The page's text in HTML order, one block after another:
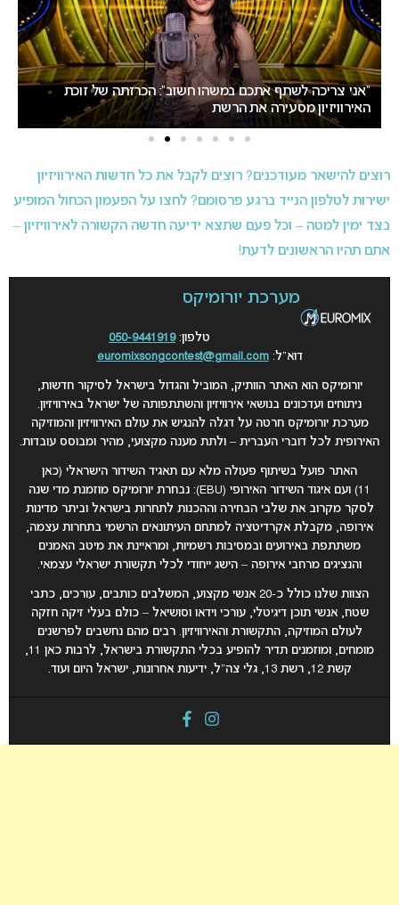
אירוויזיון 2027: ההתלבטות על התאריכים עלולה להשפיע על
ישראל
רוצים להישאר מעודכנים? רוצים לקבל את כל חדשות האירוויזיון
ישירות לטלפון הנייד ברגע פרסומם? לחצו על הפעמון הכחול המופיע
בצד ימין למטה – וכל פעם שתצא ידיעה חדשה הקשורה לאירוויזיון –
אתם תהיו הראשונים לדעת!
מערכת יורומיקס
טלפון:050-9441919
דוא”ל:euromixsongcontest@gmail.com
יורומיקס הוא האתר הוותיק, המוביל והגדול בישראל לסיקור חדשות,
ניתוחים ועדכונים בנושאי אירוויזיון והשתתפותה של ישראל באירוויזיון.
מערכת יורומיקס חרטה על דגלה להנגיש את עולם האירוויזיון והמוזיקה
האירופית לכל דוברי העברית – ולתת מענה מקצועי, מהיר ומבוסס עובדות.
האתר פועל בשיתוף פעולה מלא עם תאגיד השידור הישראלי (כאן
11) ועם איגוד השידור האירופי (EBU): נבחרת יורומיקס מוזמנת מדי שנה
לסקר מקרוב את שלבי הבחירה וההכנות לתחרות בישראל וביתר מדינות
אירופה, מקבלת אקרדיטציה למתחם העיתונאים הרשמי בתחרות עצמה,
משתתפת באירועים ובמסיבות רשמיות, ומראיינת את מיטב האמנים
והנציגים מרחבי אירופה – הישג ייחודי לכלי תקשורת ישראלי עצמאי.
הצוות שלנו כולל כ-20 אנשי מקצוע, המשלבים כותבים, עורכים, כתבי
שטח, אנשי תוכן דיגיטלי, עורכי וידאו וסושיאל – כולם בעלי זיקה חזקה
לעולם המוזיקה, התקשורת והאירוויזיון. רבים מהם נחשבים לפרשנים
מומחים, ומוזמנים תדיר להופיע בכלי התקשורת בישראל, לרבות כאן 11,
קשת 12, רשת 13, גלי צה”ל, ידיעות אחרונות, ישראל היום ועוד.